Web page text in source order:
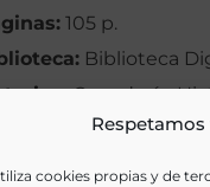
cookies propias y de
105 p.
Biblioteca
Ganadería,
clave: